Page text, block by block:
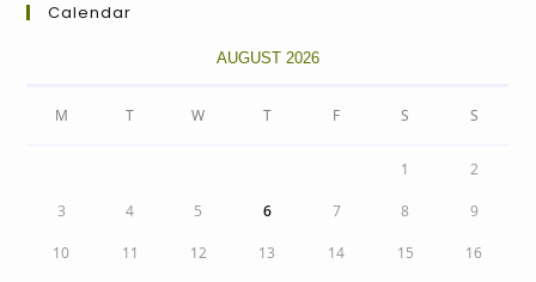
Calendar
AUGUST 2026
M T W T F S S
1 2
3 4 5 6 7 8 9
10 11 12 13 14 15 16